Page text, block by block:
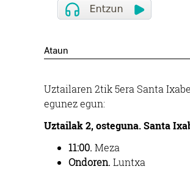
Ataun
Uztailaren 2tik 5era Santa
egunez egun:
Uztailak 2, osteguna. Santa
11:00. Meza
Ondoren. Luntxa